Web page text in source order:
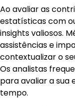
Ao avaliar as
estatísticas com
insights valiosos.
assistências e
contextualizar o
Os analistas
para avaliar a sua
tempo.